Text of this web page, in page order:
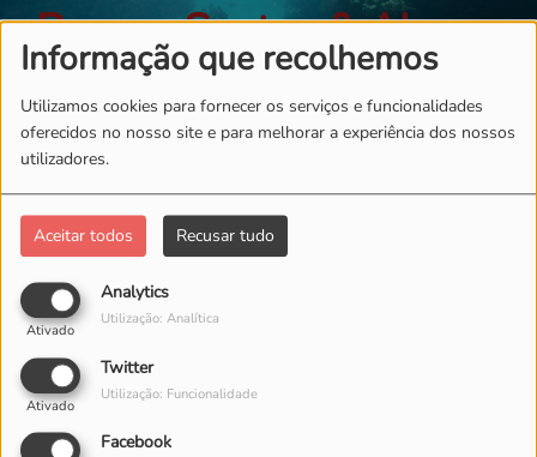
Informação que recolhemos
Utilizamos cookies para fornecer os serviços e funcionalidades
oferecidos no nosso site e para melhorar a experiência dos nossos
utilizadores.
Aceitar todos Recusar tudo
Analytics
Ativado
Utilização: Analítica
Twitter
Ativado
Utilização: Funcionalidade
Facebook
Romeo Santos & Alex
Bueno - Nuestro Amor